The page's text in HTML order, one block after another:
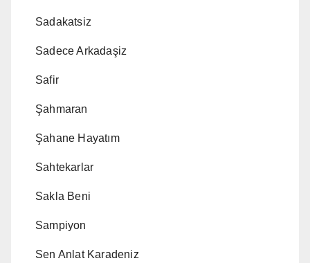
Sadakatsiz
Sadece Arkadaşiz
Safir
Şahmaran
Şahane Hayatım
Sahtekarlar
Sakla Beni
Sampiyon
Sen Anlat Karadeniz